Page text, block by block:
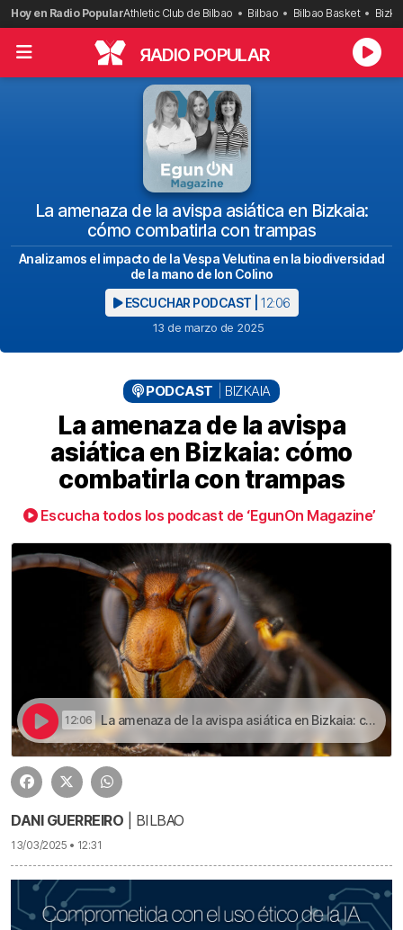
Saltar
al
contenido
Hoy en Radio PopularAthletic Club de Bilbao Bilbao Bilbao Basket
RADIO POPULAR
La amenaza de la avispa asiática en Bizkaia:
cómo combatirla con trampas
Analizamos el impacto de la Vespa Velutina en la biodiversidad
de la mano de Ion Colino
ESCUCHAR PODCAST | 12:06
13 de marzo de 2025
PODCAST BIZKAIA
La amenaza de la avispa
asiática en Bizkaia: cómo
combatirla con trampas
Escucha todos los podcast de ‘EgunOn Magazine’
12:06 La amenaza de la avispa asiática en Bizkaia: cómo combatirla con trampas | La amenaza de la avispa asiática en Bizkaia: cómo combatirla con trampas
DANI GUERREIRO | BILBAO
13/03/2025 • 12:31